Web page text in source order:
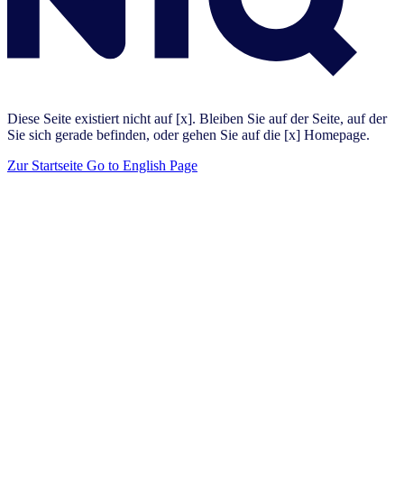
Diese Seite existiert nicht auf [x]. Bleiben Sie auf der Seite, auf der
Sie sich gerade befinden, oder gehen Sie auf die [x] Homepage.
Zur Startseite Go to English Page